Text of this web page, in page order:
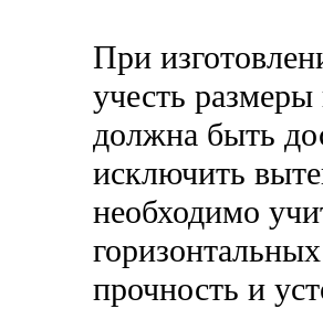
При
учесть
должна быть
исключить
необходимо
прочность и